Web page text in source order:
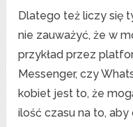
Dlatego też liczy się
nie zauważyć, że w
przykład przez
Messenger, czy
kobiet jest to, że
ilość czasu na to, aby